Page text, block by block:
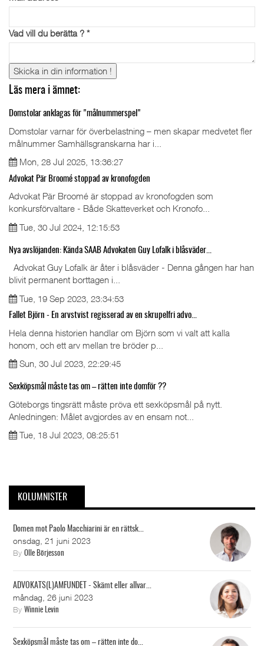
Vad vill du berätta ? *
Skicka in din information !
Läs mera i ämnet:
Domstolar anklagas för "målnummerspel"
Domstolar varnar för överbelastning – men skapar medvetet fler
målnummer Samhällsgranskarna har i...
Mon, 28 Jul 2025, 13:36:27
Advokat Pär Broomé stoppad av kronofogden
Advokat Pär Broomé är stoppad av kronofogden som
konkursförvaltare - Både Skatteverket och Kronofo...
Tue, 30 Jul 2024, 12:15:53
Nya avslöjanden: Kända SAAB Advokaten Guy Lofalk i blåsväder...
Advokat Guy Lofalk är åter i blåsväder - Denna gången har han
blivit permanent borttagen i...
Tue, 19 Sep 2023, 23:34:53
Fallet Björn - En arvstvist regisserad av en skrupelfri advo...
Hela denna historien handlar om Björn som vi valt att kalla
honom, och ett arv mellan tre bröder p...
Sun, 30 Jul 2023, 22:29:45
Sexköpsmål måste tas om – rätten inte domför ??
Göteborgs tingsrätt måste pröva ett sexköpsmål på nytt.
Anledningen: Målet avgjordes av en ensam not...
Tue, 18 Jul 2023, 08:25:51
KOLUMNISTER
Domen mot Paolo Macchiarini är en rättsk...
onsdag, 21 juni 2023
By Olle Börjesson
ADVOKATS(L)AMFUNDET - Skämt eller allvar...
måndag, 26 juni 2023
By Winnie Levin
Sexköpsmål måste tas om – rätten inte do...